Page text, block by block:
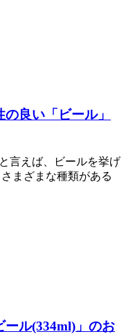
良い「ビール」
言えば、ビールを挙げ
まざまな種類がある
ル(334ml)」のお